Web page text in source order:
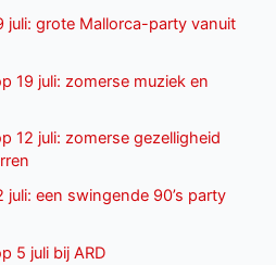
juli: grote Mallorca-party vanuit
19 juli: zomerse muziek en
12 juli: zomerse gezelligheid
een swingende 90’s party
5 juli bij ARD